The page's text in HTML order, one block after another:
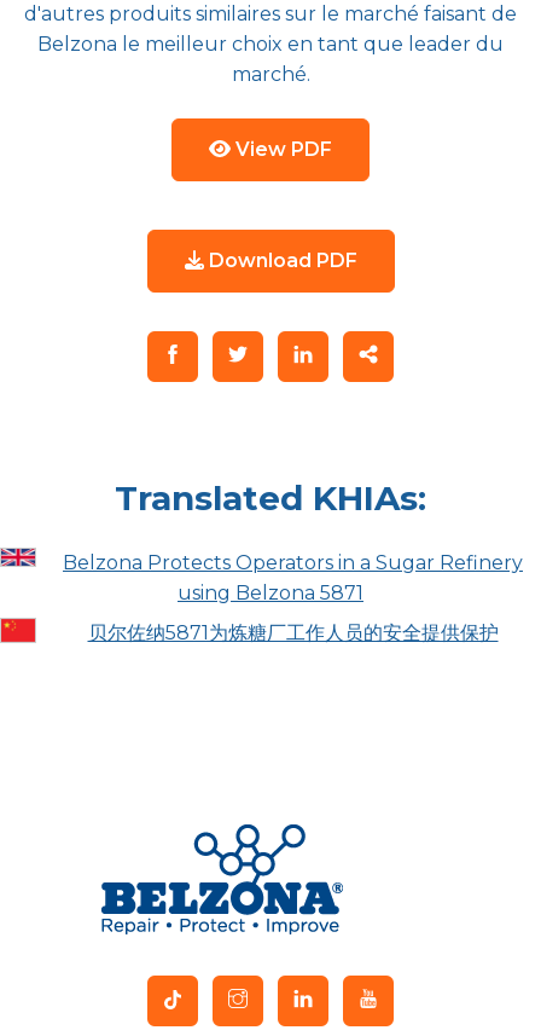
d'autres produits similaires sur le marché faisant de
Belzona le meilleur choix en tant que leader du
marché.
View PDF
Download PDF
Translated KHIAs:
Belzona Protects Operators in a Sugar Refinery
using Belzona 5871
贝尔佐纳5871为炼糖厂工作人员的安全提供保护